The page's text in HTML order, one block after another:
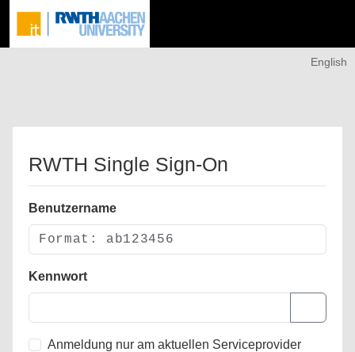
English
RWTH Single Sign-On
Benutzername
Kennwort
Anmeldung nur am aktuellen Serviceprovider